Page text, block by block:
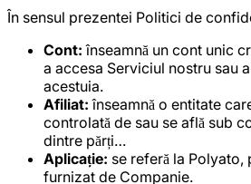
În sensul prezentei Politici de
Cont: înseamnă un cont unic
a accesa Serviciul nostru sau
acestuia.
Afiliat: înseamnă o entitate
controlată de sau se află sub
dintre părți…
Aplicație: se referă la
furnizat de Companie.